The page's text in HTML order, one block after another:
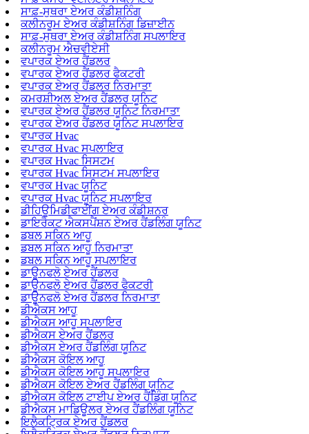
ਸਾਫ਼-ਸੁਥਰਾ ਏਅਰ ਕੰਡੀਸ਼ਨਿੰਗ
ਕਲੀਨਰੂਮ ਏਅਰ ਕੰਡੀਸ਼ਨਿੰਗ ਡਿਜ਼ਾਈਨ
ਸਾਫ਼-ਸੁਥਰਾ ਏਅਰ ਕੰਡੀਸ਼ਨਿੰਗ ਸਪਲਾਇਰ
ਕਲੀਨਰੂਮ ਐਚਵੀਏਸੀ
ਵਪਾਰਕ ਏਅਰ ਹੈਂਡਲਰ
ਵਪਾਰਕ ਏਅਰ ਹੈਂਡਲਰ ਫੈਕਟਰੀ
ਵਪਾਰਕ ਏਅਰ ਹੈਂਡਲਰ ਨਿਰਮਾਤਾ
ਕਮਰਸ਼ੀਅਲ ਏਅਰ ਹੈਂਡਲਰ ਯੂਨਿਟ
ਵਪਾਰਕ ਏਅਰ ਹੈਂਡਲਰ ਯੂਨਿਟ ਨਿਰਮਾਤਾ
ਵਪਾਰਕ ਏਅਰ ਹੈਂਡਲਰ ਯੂਨਿਟ ਸਪਲਾਇਰ
ਵਪਾਰਕ Hvac
ਵਪਾਰਕ Hvac ਸਪਲਾਇਰ
ਵਪਾਰਕ Hvac ਸਿਸਟਮ
ਵਪਾਰਕ Hvac ਸਿਸਟਮ ਸਪਲਾਇਰ
ਵਪਾਰਕ Hvac ਯੂਨਿਟ
ਵਪਾਰਕ Hvac ਯੂਨਿਟ ਸਪਲਾਇਰ
ਡੀਹਿਊਮਿਡੀਫਾਈਂਗ ਏਅਰ ਕੰਡੀਸ਼ਨਰ
ਡਾਇਰੈਕਟ ਐਕਸਪੈਂਸ਼ਨ ਏਅਰ ਹੈਂਡਲਿੰਗ ਯੂਨਿਟ
ਡਬਲ ਸਕਿਨ ਆਹੂ
ਡਬਲ ਸਕਿਨ ਆਹੂ ਨਿਰਮਾਤਾ
ਡਬਲ ਸਕਿਨ ਆਹੂ ਸਪਲਾਇਰ
ਡਾਊਨਫਲੋ ਏਅਰ ਹੈਂਡਲਰ
ਡਾਊਨਫਲੋ ਏਅਰ ਹੈਂਡਲਰ ਫੈਕਟਰੀ
ਡਾਊਨਫਲੋ ਏਅਰ ਹੈਂਡਲਰ ਨਿਰਮਾਤਾ
ਡੀਐਕਸ ਆਹੂ
ਡੀਐਕਸ ਆਹੂ ਸਪਲਾਇਰ
ਡੀਐਕਸ ਏਅਰ ਹੈਂਡਲਰ
ਡੀਐਕਸ ਏਅਰ ਹੈਂਡਲਿੰਗ ਯੂਨਿਟ
ਡੀਐਕਸ ਕੋਇਲ ਆਹੂ
ਡੀਐਕਸ ਕੋਇਲ ਆਹੂ ਸਪਲਾਇਰ
ਡੀਐਕਸ ਕੋਇਲ ਏਅਰ ਹੈਂਡਲਿੰਗ ਯੂਨਿਟ
ਡੀਐਕਸ ਕੋਇਲ ਟਾਈਪ ਏਅਰ ਹੈਂਡਿੰਗ ਯੂਨਿਟ
ਡੀਐਕਸ ਮਾਡਿਊਲਰ ਏਅਰ ਹੈਂਡਲਿੰਗ ਯੂਨਿਟ
ਇਲੈਕਟ੍ਰਿਕ ਏਅਰ ਹੈਂਡਲਰ